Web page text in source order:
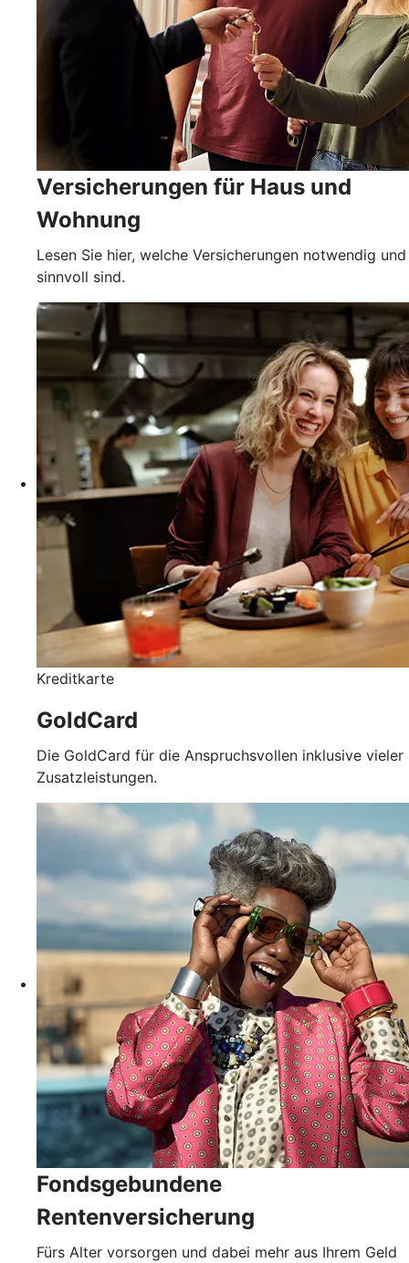
Versicherungen für Haus und
Wohnung
Lesen Sie hier, welche Versicherungen notwendig und
sinnvoll sind.
Kreditkarte
GoldCard
Die GoldCard für die Anspruchsvollen inklusive vieler
Zusatzleistungen.
Fondsgebundene
Rentenversicherung
Fürs Alter vorsorgen und dabei mehr aus Ihrem Geld